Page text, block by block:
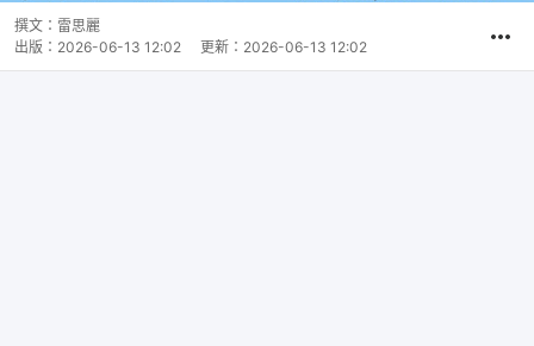
撰文： 雷思麗
出版： 2026-06-13 12:02 更新： 2026-06-13 12:02